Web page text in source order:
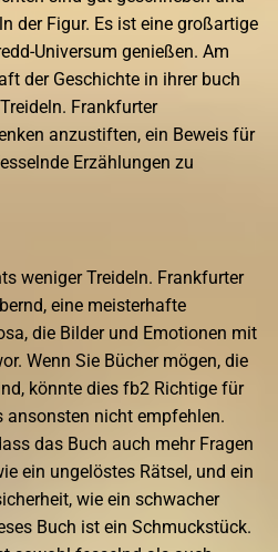
der Figur. Es ist eine großartige
Universum genießen. Am
der Geschichte in ihrer buch
Frankfurter
anzustiften, ein Beweis für
Erzählungen zu
weniger Treideln. Frankfurter
eine meisterhafte
die Bilder und Emotionen mit
Wenn Sie Bücher mögen, die
könnte dies fb2 Richtige für
ansonsten nicht empfehlen.
das Buch auch mehr Fragen
ein ungelöstes Rätsel, und ein
wie ein schwacher
Buch ist ein Schmuckstück.